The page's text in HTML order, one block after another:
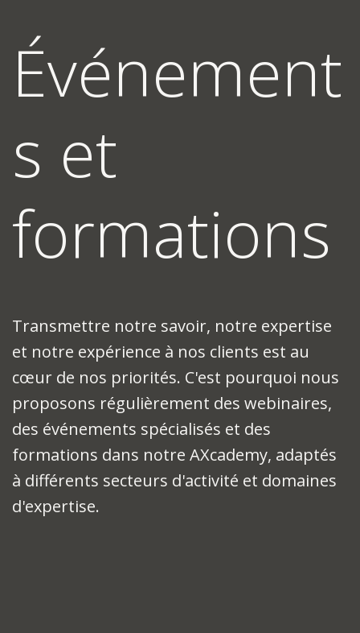
Événement
s et
formations
Transmettre notre savoir, notre expertise
et notre expérience à nos clients est au
cœur de nos priorités. C'est pourquoi nous
proposons régulièrement des webinaires,
des événements spécialisés et des
formations dans notre AXcademy, adaptés
à différents secteurs d'activité et domaines
d'expertise.